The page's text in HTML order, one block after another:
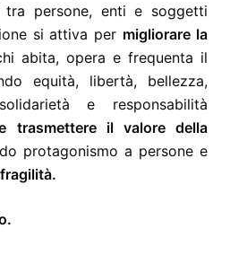
tra persone, enti e soggetti
si attiva per migliorare la
abita, opera e frequenta il
equità, libertà, bellezza,
e responsabilità
trasmettere il valore della
protagonismo a persone e